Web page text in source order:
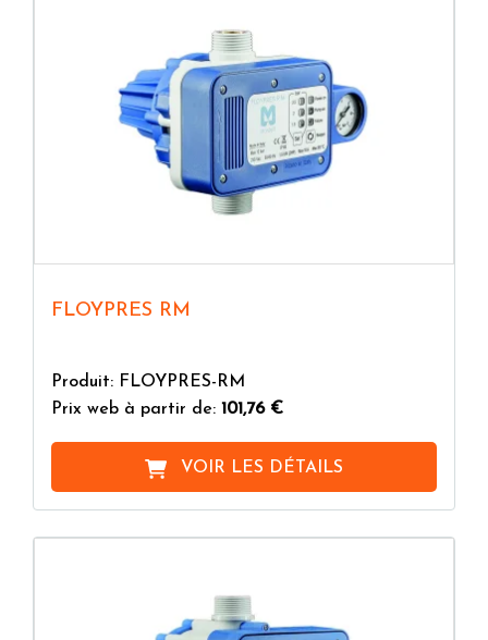
FLOYPRES RM
Produit: FLOYPRES-RM
Prix web à partir de: 101,76 €
VOIR LES DÉTAILS